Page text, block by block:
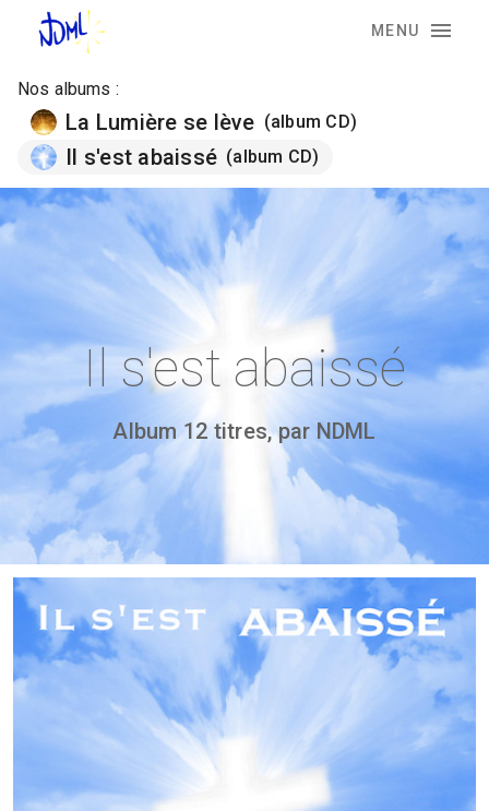
MENU
Nos albums :
La Lumière se lève (album CD)
Il s'est abaissé (album CD)
Il s'est abaissé
Album 12 titres, par NDML